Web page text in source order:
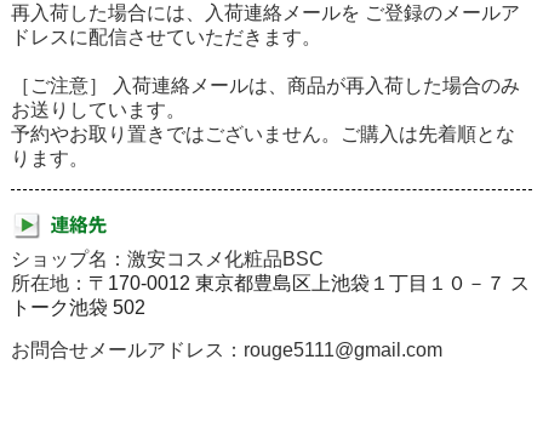
再入荷した場合には、入荷連絡メールを ご登録のメールア
ドレスに配信させていただきます。
［ご注意］ 入荷連絡メールは、商品が再入荷した場合のみ
お送りしています。
予約やお取り置きではございません。ご購入は先着順とな
ります。
ショップ名：激安コスメ化粧品BSC
所在地： 〒170-0012 東京都豊島区上池袋１丁目１０－７ ス
トーク池袋 502
お問合せメールアドレス：rouge5111@gmail.com